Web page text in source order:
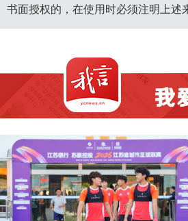
书面授权的，在使用时必须注明上述